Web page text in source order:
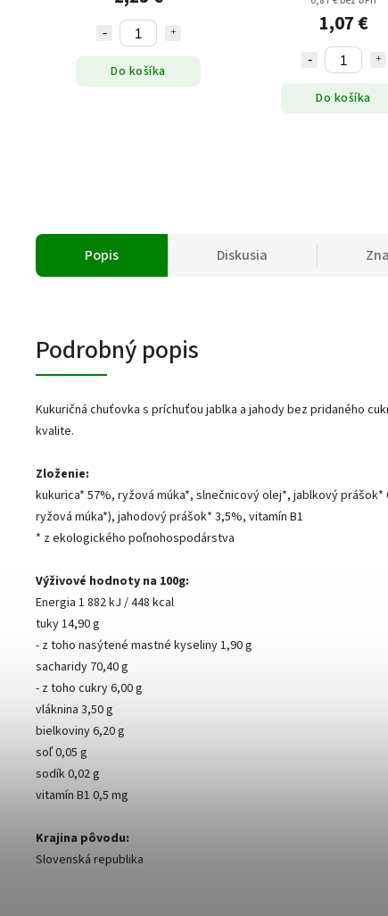
Do košíka
1,07 €
Do košíka
Popis Diskusia
Podrobný popis
Kukuričná chuťovka s príchuťou jablka a jahody bez pridaného
kvalite.
Zloženie:
kukurica* 57%, ryžová múka*, slnečnicový olej*, jablkový
ryžová múka*), jahodový prášok* 3,5%, vitamín B1
* z ekologického poľnohospodárstva
Výživové hodnoty na 100g:
Energia 1 882 kJ / 448 kcal
tuky 14,90 g
- z toho nasýtené mastné kyseliny 1,90 g
sacharidy 70,40 g
- z toho cukry 6,00 g
vláknina 3,50 g
bielkoviny 6,20 g
soľ 0,05 g
sodík 0,02 g
vitamín B1 0,5 mg
Krajina pôvodu:
Slovenská republika